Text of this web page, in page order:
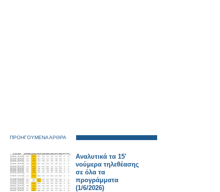
ΠΡΟΗΓΟΥΜΕΝΑ ΑΡΘΡΑ
Αναλυτικά τα 15'
νούμερα τηλεθέασης
σε όλα τα
προγράμματα
(1/6/2026)